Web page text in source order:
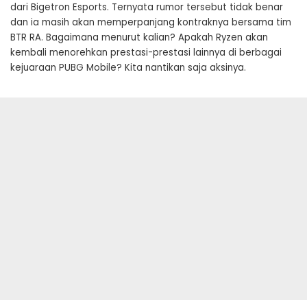
dari Bigetron Esports. Ternyata rumor tersebut tidak benar
dan ia masih akan memperpanjang kontraknya bersama tim
BTR RA. Bagaimana menurut kalian? Apakah Ryzen akan
kembali menorehkan prestasi-prestasi lainnya di berbagai
kejuaraan PUBG Mobile? Kita nantikan saja aksinya.